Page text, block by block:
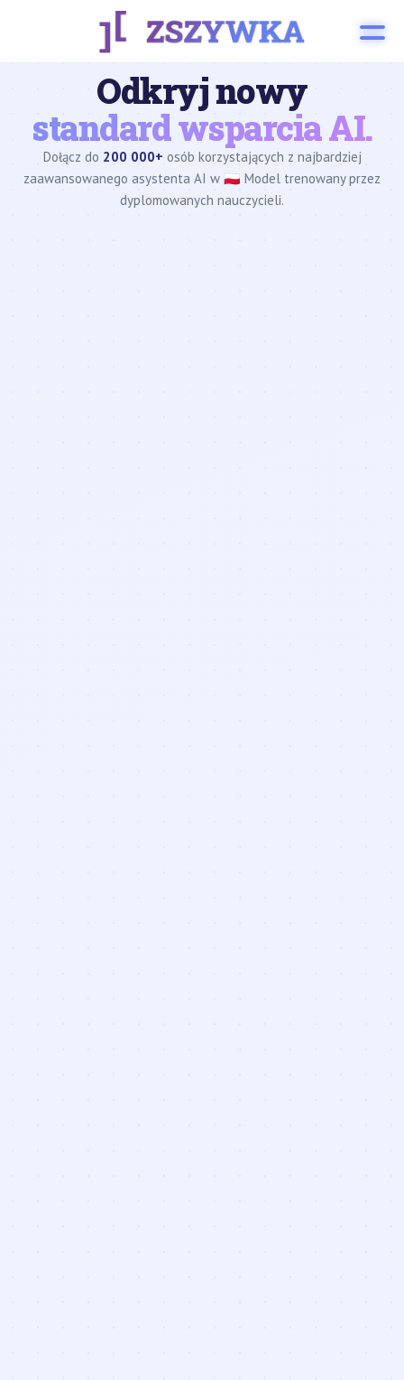
Odkryj nowy
standard wsparcia AI.
Dołącz do 200 000+ osób korzystających z najbardziej
zaawansowanego asystenta AI w 🇵🇱 Model trenowany przez
dyplomowanych nauczycieli.